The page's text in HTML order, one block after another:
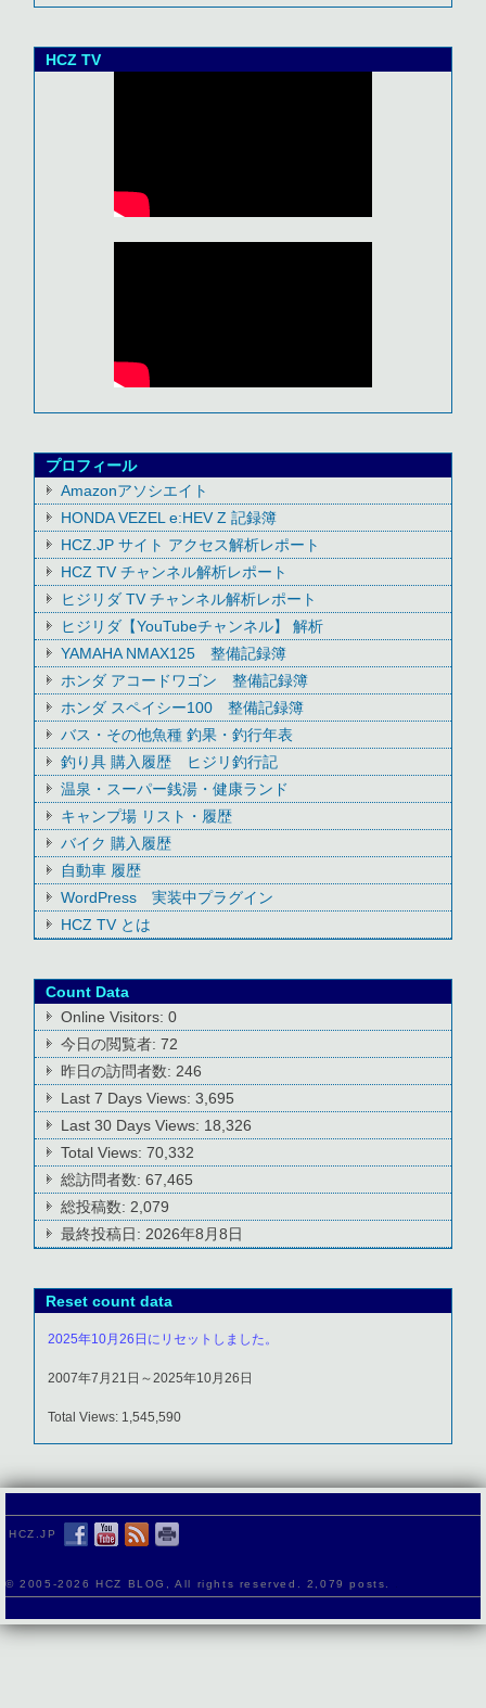
HCZ TV
プロフィール
Amazonアソシエイト
HONDA VEZEL e:HEV Z 記録簿
HCZ.JP サイト アクセス解析レポート
HCZ TV チャンネル解析レポート
ヒジリダ TV チャンネル解析レポート
ヒジリダ【YouTubeチャンネル】 解析
YAMAHA NMAX125 整備記録簿
ホンダ アコードワゴン 整備記録簿
ホンダ スペイシー100 整備記録簿
バス・その他魚種 釣果・釣行年表
釣り具 購入履歴 ヒジリ釣行記
温泉・スーパー銭湯・健康ランド
キャンプ場 リスト・履歴
バイク 購入履歴
自動車 履歴
WordPress 実装中プラグイン
HCZ TV とは
Count Data
Online Visitors:0
今日の閲覧者:72
昨日の訪問者数: 246
Last 7 Days Views:3,695
Last 30 Days Views: 18,326
Total Views:70,332
総訪問者数:67,465
総投稿数: 2,079
最終投稿日: 2026年8月8日
Reset count data
2025年10月26日にリセットしました。
2007年7月21日～2025年10月26日
Total Views: 1,545,590
HCZ.JP
© 2005-2026 HCZ BLOG, All rights reserved. 2,079 posts.